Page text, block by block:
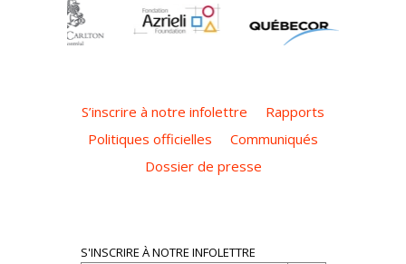
S’inscrire à notre infolettre
Rapports
Politiques officielles
Communiqués
Dossier de presse
S'INSCRIRE À NOTRE INFOLETTRE